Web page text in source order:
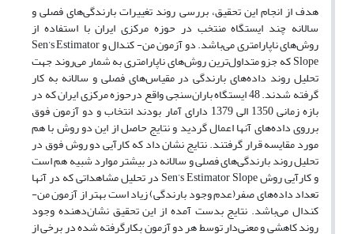
هدف از انجام این تحقیق، بررسی روند تغییرات بارندگی‌های فصلی و
سالانه چند ایستگاه منتخب در حوزه مرکزی ایران با استفاده از
روش‌های ناپارامتری می‌باشد. دو آزمون من- کندال و Sen’s Estimator
Slope که جزو متداول‌ترین روش‌های ناپارامتری به شمار می‌روند جهت
تحلیل روند داده‌های بارندگی در مقیاس‌های فصلی و سالانه به کار
گرفته شدند. 48 ایستگاه باران‌سنجی واقع درحوزه مرکزی ایران که در
بازه زمانی 1350 الی 1379 دارای آمار بودند انتخاب و دو آزمون فوق
برروی داده‌های آنها اعمال گردید و نتایج حاصل از این دو روش با هم
مورد مقایسه قرار گرفتند. نتایج نشان داد که کارآیی دو روش فوق در
تحلیل روند بارندگی‌های فصلی و سالانه در بیشتر موارد شبیه ‌هم است
و کارآیی روش Sen’s Estimator Slope در تحلیل مشاهداتی که در آنها
تعداد داده‌های صفر(عدم وجود بارندگی) زیاد است بهتر از آزمون من-
کندال می‌باشد. نتایج بدست آمده از این تحقیق نشان‌دهنده وجود
روند کاهشی و معنی‌دار توسط هر دو آزمون بکارگرفته شده در برخی از